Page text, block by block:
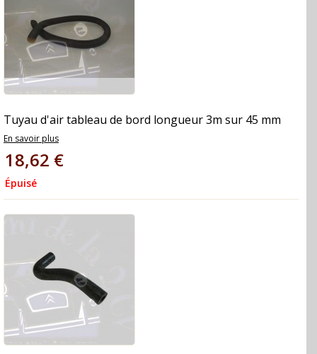
Tuyau d'air tableau de bord longueur 3m sur 45 mm
En savoir plus
18,62 €
Épuisé